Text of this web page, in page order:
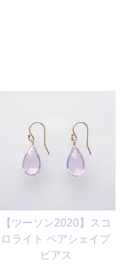
【ツーソン2020】スコ
ロライト ペアシェイプ
ピアス